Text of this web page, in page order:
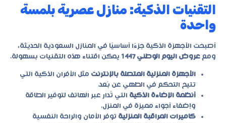
التقنيات الذكية: منازل عصرية بلمسة
واحدة
أصبحت الأجهزة الذكية جزءًا أساسيًا في المنازل السعودية الحديثة،
ومع عروض اليوم الوطني 1447 يمكن اقتناء هذه التقنيات بسهولة.
الأجهزة المنزلية المتصلة بالإنترنت مثل الأفران الذكية التي
تتيح التحكم في الطهي عن بُعد.
أنظمة الإضاءة الذكية التي تُدار عبر الهاتف لتوفير الطاقة
وإضفاء أجواء مميزة في المنزل.
كاميرات المراقبة المنزلية توفر الأمان والراحة النفسية